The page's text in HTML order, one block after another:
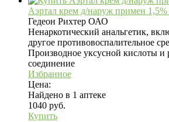
Аэртал крем д/наруж примен 1,5%
Гедеон Рихтер ОАО
Ненаркотический анальгетик,
другое противовоспалительное
Производное уксусной кислоты и
соединение
Избранное
Цена:
Найдено в 1 аптеке
1040 руб.
Купить